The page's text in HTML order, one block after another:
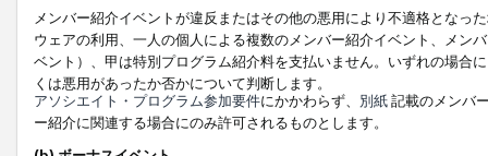
メンバー紹介イベントが違反またはその他の悪用により不適格となっ
ウェアの利用、一人の個人による複数のメンバー紹介イベント、メン
ベント）、甲は特別プログラム紹介料を支払いません。いずれの場合
くは悪用があったか否かについて判断します。
アソシエイト・プログラム参加要件にかかわらず、 別紙記載のメンバ
ー紹介に関連する場合にのみ許可されるものとします。